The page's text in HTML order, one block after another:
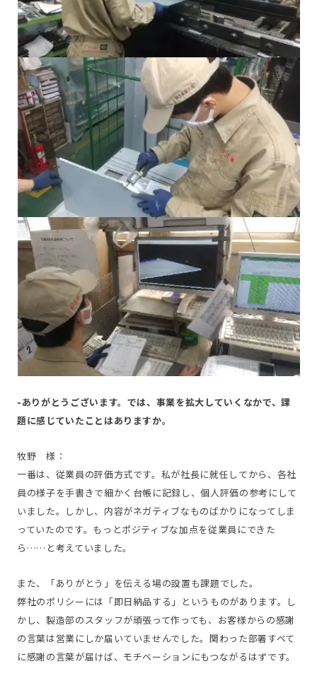
-ありがとうございます。では、事業を拡大していくなかで、課
題に感じていたことはありますか。
牧野 様：
一番は、従業員の評価方式です。私が社長に就任してから、各社
員の様子を手書きで細かく台帳に記録し、個人評価の参考にして
いました。しかし、内容がネガティブなものばかりになってしま
っていたのです。もっとポジティブな加点を従業員にできた
ら……と考えていました。
また、「ありがとう」を伝える場の設置も課題でした。
弊社のポリシーには「即日納品する」というものがあります。し
かし、製造部のスタッフが頑張って作っても、お客様からの感謝
の言葉は営業にしか届いていませんでした。関わった部署すべて
に感謝の言葉が届けば、モチベーションにもつながるはずです。